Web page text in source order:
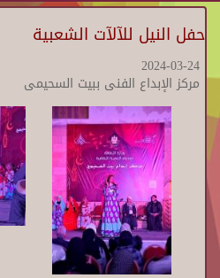
حفل النيل للآلآت الشعبية
2024-03-24
مركز الإبداع الفنى ببيت السحيمى